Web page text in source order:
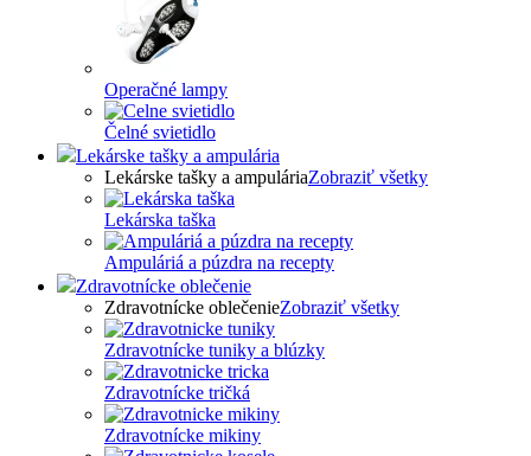
Operačné lampy
Čelné svietidlo
Lekárske tašky a ampulária
Lekárske tašky a ampuláriaZobraziť všetky
Lekárska taška
Ampuláriá a púzdra na recepty
Zdravotnícke oblečenie
Zdravotnícke oblečenieZobraziť všetky
Zdravotnícke tuniky a blúzky
Zdravotnícke tričká
Zdravotnícke mikiny